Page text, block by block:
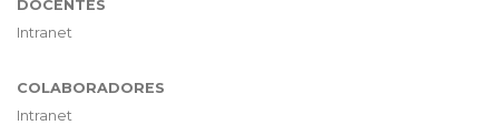
DOCENTES
Intranet
COLABORADORES
Intranet